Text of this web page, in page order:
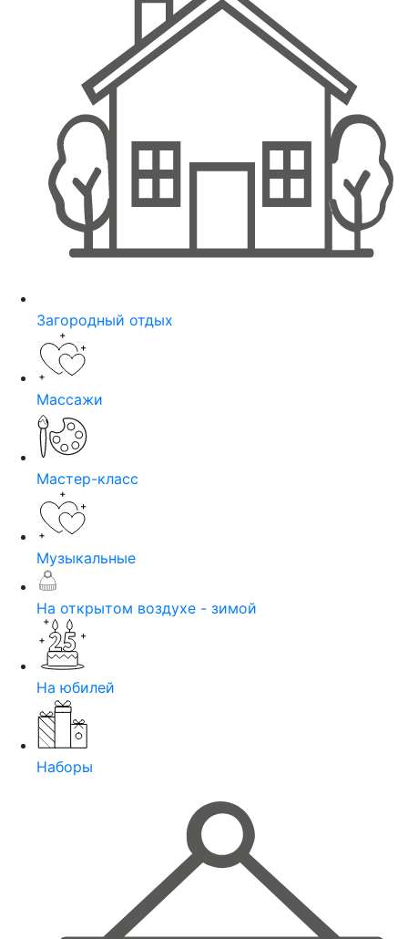
Загородный отдых
Массажи
Мастер-класс
Музыкальные
На открытом воздухе - зимой
На юбилей
Наборы